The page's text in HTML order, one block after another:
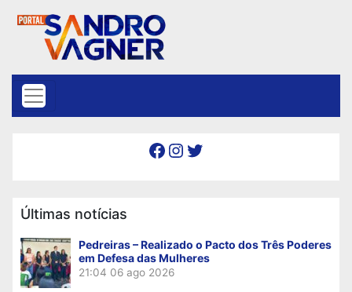
Facebook Instagram Twitter
Últimas notícias
Pedreiras – Realizado o Pacto dos Três Poderes
em Defesa das Mulheres
21:04 06 ago 2026